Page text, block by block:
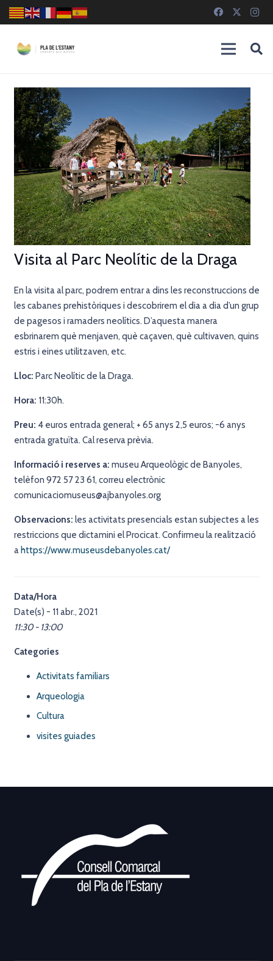
Visita al Parc Neolític de la Draga
En la visita al parc, podrem entrar a dins les reconstruccions de
les cabanes prehistòriques i descobrirem el dia a dia d’un grup
de pagesos i ramaders neolítics. D’aquesta manera
esbrinarem què menjaven, què caçaven, què cultivaven, quins
estris i eines utilitzaven, etc.
Lloc: Parc Neolític de la Draga.
Hora: 11:30h.
Preu: 4 euros entrada general; + 65 anys 2,5 euros; -6 anys
entrada gratuïta. Cal reserva prèvia.
Informació i reserves a: museu Arqueològic de Banyoles,
telèfon 972 57 23 61, correu electrònic
comunicaciomuseus@ajbanyoles.org
Observacions: les activitats presencials estan subjectes a les
restriccions que dictamini el Procicat. Confirmeu la realització
a https://www.museusdebanyoles.cat/
Data/Hora
Date(s) - 11 abr., 2021
11:30 - 13:00
Categories
Activitats familiars
Arqueologia
Cultura
visites guiades